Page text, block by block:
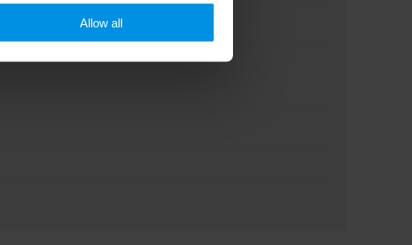
Allow all